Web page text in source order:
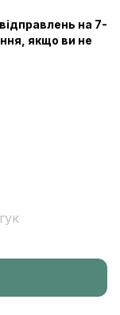
на 7-
якщо ви не